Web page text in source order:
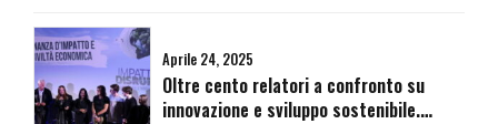
Aprile 24, 2025
Oltre cento relatori a confronto su
innovazione e sviluppo sostenibile.